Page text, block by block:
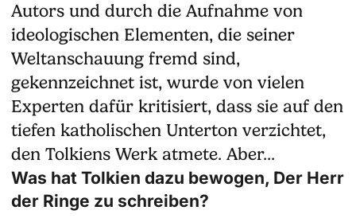
Autors und durch die Aufnahme von
ideologischen Elementen, die seiner
Weltanschauung fremd sind,
gekennzeichnet ist, wurde von vielen
Experten dafür kritisiert, dass sie auf den
tiefen katholischen Unterton verzichtet,
den Tolkiens Werk atmete. Aber...
Was hat Tolkien dazu bewogen, Der Herr
der Ringe zu schreiben?